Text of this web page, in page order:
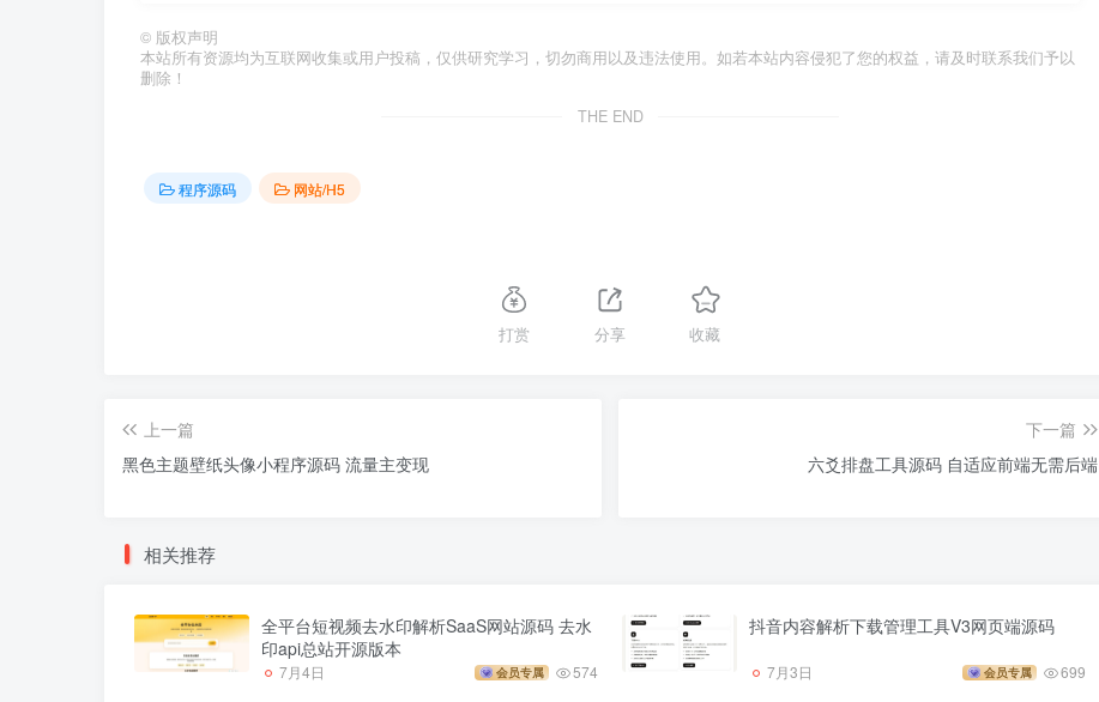
© 版权声明
本站所有资源均为互联网收集或用户投稿，仅供研究学习，切勿商用以及违法使用。如若本站内容侵犯了您的权益，请及时联系我们予以
删除！
THE END
程序源码 网站/H5
打赏 分享 收藏
上一篇
黑色主题壁纸头像小程序源码 流量主变现
下一篇
六爻排盘工具源码 自适应前端无需后端
相关推荐
全平台短视频去水印解析SaaS网站源码 去水
印api总站开源版本
7月4日 会员专属 574
抖音内容解析下载管理工具V3网页端源码
7月3日 会员专属 699